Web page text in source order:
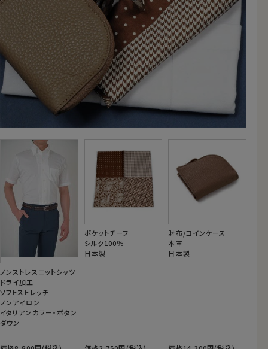
ノンストレスニットシャツ
ドライ加工
ソフトストレッチ
ノンアイロン
イタリアンカラー・ボタン
ダウン
ポケットチーフ
シルク100％
日本製
財布/コインケース
本革
日本製